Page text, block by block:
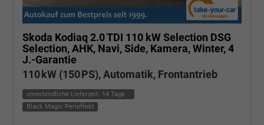
Skoda Kodiaq 2.0 TDI 110 kW Selection DSG
Selection, AHK, Navi, Side, Kamera, Winter, 4
J.-Garantie
110 kW (150 PS), Automatik, Frontantrieb
unverbindliche Lieferzeit: 14 Tage
Black Magic Perleffekt